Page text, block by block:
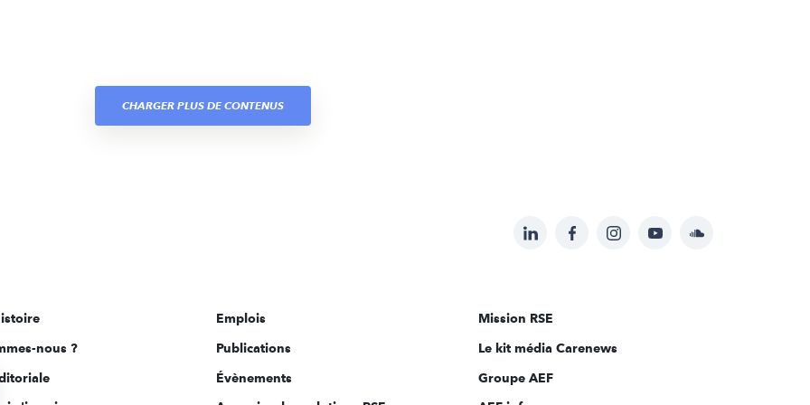
CHARGER PLUS DE CONTENUS
Suivez-
sur:
LinkedInFacebookInstagramYouTubeSoundcloud
nous ?
Emplois
Publications
Évènements
Mission RSE
Le kit média Carenews
Groupe AEF